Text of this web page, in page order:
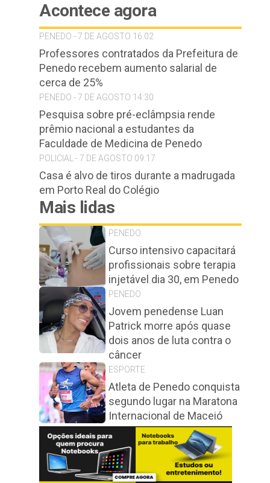
Acontece agora
PENEDO - 7 DE AGOSTO 16:02
Professores contratados da Prefeitura de
Penedo recebem aumento salarial de
cerca de 25%
PENEDO - 7 DE AGOSTO 14:30
Pesquisa sobre pré-eclâmpsia rende
prêmio nacional a estudantes da
Faculdade de Medicina de Penedo
POLICIAL - 7 DE AGOSTO 09:17
Casa é alvo de tiros durante a madrugada
em Porto Real do Colégio
Mais lidas
PENEDO
Curso intensivo capacitará
profissionais sobre terapia
injetável dia 30, em Penedo
PENEDO
Jovem penedense Luan
Patrick morre após quase
dois anos de luta contra o
câncer
ESPORTE
Atleta de Penedo conquista
segundo lugar na Maratona
Internacional de Maceió